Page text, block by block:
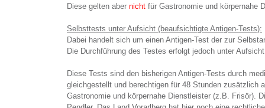
Diese gelten aber nicht für Gastronomie und körpernahe
Selbsttests unter Aufsicht (beaufsichtigte Antigen-Tests):
Dabei handelt sich um einen Antigen-Test der zur
Die Durchführung des Testes erfolgt jedoch unter
Diese Tests sind den bisherigen Antigen-Tests durch
gleichgestellt und berechtigen für 48 Stunden zusätzlich
Gastronomie und körpernahe Dienstleister (z.B. Frisör).